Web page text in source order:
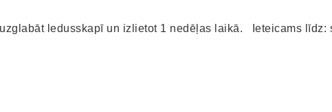
ledusskapī un izlietot 1 nedēļas laikā. Ieteicams līdz: